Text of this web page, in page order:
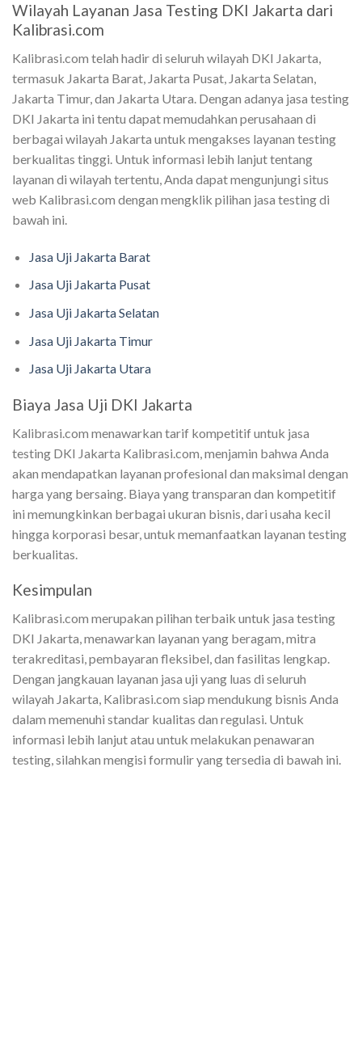
Wilayah Layanan Jasa Testing DKI Jakarta dari
Kalibrasi.com
Kalibrasi.com telah hadir di seluruh wilayah DKI Jakarta,
termasuk Jakarta Barat, Jakarta Pusat, Jakarta Selatan,
Jakarta Timur, dan Jakarta Utara. Dengan adanya jasa testing
DKI Jakarta ini tentu dapat memudahkan perusahaan di
berbagai wilayah Jakarta untuk mengakses layanan testing
berkualitas tinggi. Untuk informasi lebih lanjut tentang
layanan di wilayah tertentu, Anda dapat mengunjungi situs
web Kalibrasi.com dengan mengklik pilihan jasa testing di
bawah ini.
Jasa Uji Jakarta Barat
Jasa Uji Jakarta Pusat
Jasa Uji Jakarta Selatan
Jasa Uji Jakarta Timur
Jasa Uji Jakarta Utara
Biaya Jasa Uji DKI Jakarta
Kalibrasi.com menawarkan tarif kompetitif untuk jasa
testing DKI Jakarta Kalibrasi.com, menjamin bahwa Anda
akan mendapatkan layanan profesional dan maksimal dengan
harga yang bersaing. Biaya yang transparan dan kompetitif
ini memungkinkan berbagai ukuran bisnis, dari usaha kecil
hingga korporasi besar, untuk memanfaatkan layanan testing
berkualitas.
Kesimpulan
Kalibrasi.com merupakan pilihan terbaik untuk jasa testing
DKI Jakarta, menawarkan layanan yang beragam, mitra
terakreditasi, pembayaran fleksibel, dan fasilitas lengkap.
Dengan jangkauan layanan jasa uji yang luas di seluruh
wilayah Jakarta, Kalibrasi.com siap mendukung bisnis Anda
dalam memenuhi standar kualitas dan regulasi. Untuk
informasi lebih lanjut atau untuk melakukan penawaran
testing, silahkan mengisi formulir yang tersedia di bawah ini.